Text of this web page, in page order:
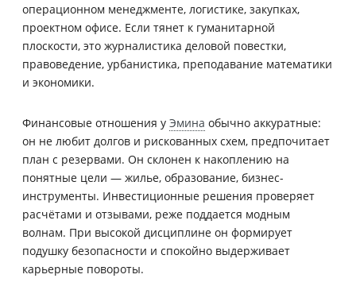
операционном менеджменте, логистике, закупках,
проектном офисе. Если тянет к гуманитарной
плоскости, это журналистика деловой повестки,
правоведение, урбанистика, преподавание математики
и экономики.
Финансовые отношения у Эмина обычно аккуратные:
он не любит долгов и рискованных схем, предпочитает
план с резервами. Он склонен к накоплению на
понятные цели — жилье, образование, бизнес-
инструменты. Инвестиционные решения проверяет
расчётами и отзывами, реже поддается модным
волнам. При высокой дисциплине он формирует
подушку безопасности и спокойно выдерживает
карьерные повороты.